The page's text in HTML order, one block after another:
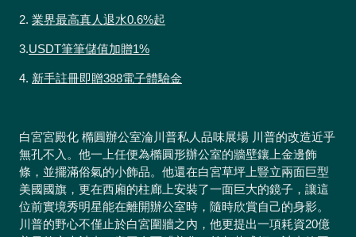
2. 業界最高真人退水0.6%起
3.USDT筆筆儲值加贈1%
4. 新手註冊即贈388電子體驗金
白宮宮殿化 橢圓辦公室淪川普私人品味展場 川普的改造近乎
無孔不入。他一上任便為橢圓形辦公室的牆壁鑲上金邊飾
條，並擺滿俗氣的小飾品。他還在白宮草坪上豎立兩面巨型
美國國旗，更在西廂的柱廊上安裝了一面巨大的鏡子，讓這
位前實境秀明星能在離開辦公室時，隨時欣賞自己的身影。
川普的野心不僅止於白宮圍牆之內，他更提出一項耗資20億